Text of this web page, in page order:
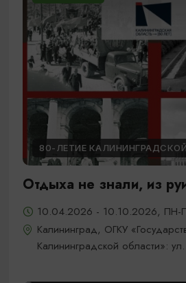
80-ЛЕТИЕ
Отдыха не знали, из
10.04.2026 - 10.10.2026, ПН-
Калининград, ОГКУ
Калининградской области»: